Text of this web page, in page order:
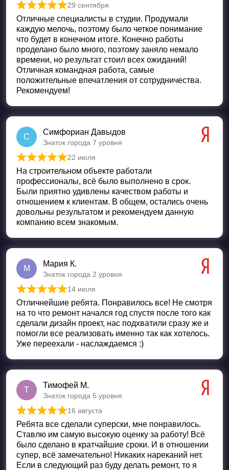
Оценка5 из 5
29 сентября
Отличные специалисты в студии. Продумали
каждую мелочь, поэтому было четкое понимание
что будет в конечном итоге. Конечно работы
проделано было много, поэтому заняло немало
времени, но результат стоил всех ожиданий!
Отличная кoмандная работа, самые
положительные впечатления от сотрудничества.
Рекомендуем!
С
Симфориан Давыдов
Знаток города 7 уровня
Оценка5 из 5
22 июля
На строительном объекте работали
профессионалы, всё было выполнено в срок.
Были приятно удивлены качеством работы и
отношением к клиентам. В общем, остались очень
довольны результатом и рекомендуем данную
компанию всем знакомым.
М
Мария К.
Знаток города 2 уровня
Оценка 5 из 5
14 июля
Отличнейшие ребята. Понравилось все! Не смотря
на то что ремонт начался год спустя после того как
сделали дизайн проект, нас подхватили сразу же и
помогли все реализовать именно так как хотелось.
Уже переехали - наслаждаемся :)
Т
Тимофей М.
Знаток города 5 уровня
Оценка5 из 5
16 августа
Ребята все сделали суперски, мне понравилось.
Ставлю им самую высокую оценку за работу! Всё
было сделано в кратчайшие сроки. И в отношении
супер, всё замечательно! Никаких нареканий нет.
Если в следующий раз буду делать ремонт, то я